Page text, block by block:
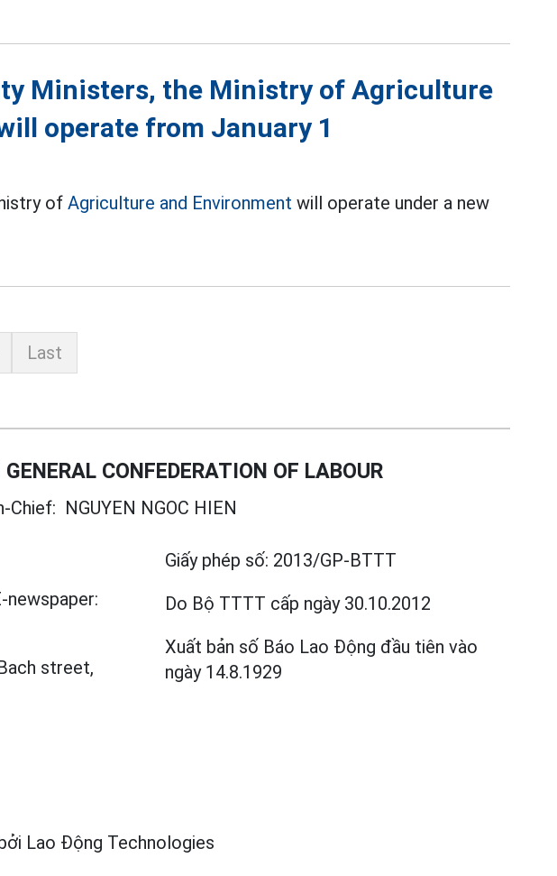
Ministers, the Ministry of Agriculture
operate from January 1
ofAgriculture and Environment will operate under a new
Last
CONFEDERATION OF LABOUR
Chief: NGUYEN NGOC HIEN
newspaper:
street,
Giấy phép số: 2013/GP-BTTT
Do Bộ TTTT cấp ngày 30.10.2012
Xuất bản số Báo Lao Động đầu tiên vào
ngày 14.8.1929
Lao Động Technologies